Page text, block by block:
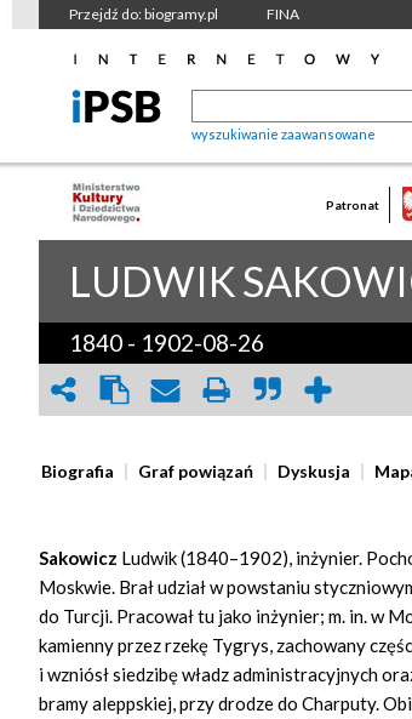
Przejdź do: biogramy.pl FINA
wyszukiwanie zaawansowane
Patronat
LUDWIK
1840 - 1902-08-26
Biografia Graf powiązań Dyskusja
Sakowicz Ludwik (1840–1902), inżynier.
Moskwie. Brał udział w powstaniu
do Turcji. Pracował tu jako inżynier; m. in. w
kamienny przez rzekę Tygrys, zachowany
i wzniósł siedzibę władz administracyjnych
bramy aleppskiej, przy drodze do Charputy.